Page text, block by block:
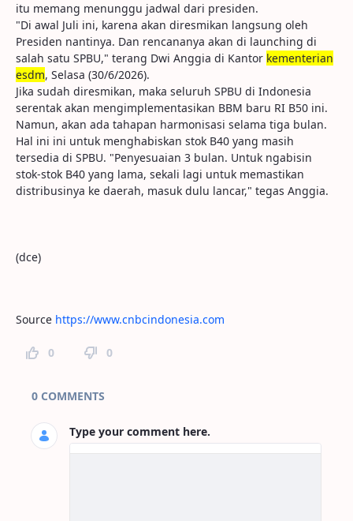
itu memang menunggu jadwal dari presiden.
"Di awal Juli ini, karena akan diresmikan langsung oleh
Presiden nantinya. Dan rencananya akan di launching di
salah satu SPBU," terang Dwi Anggia di Kantor kementerian
esdm, Selasa (30/6/2026).
Jika sudah diresmikan, maka seluruh SPBU di Indonesia
serentak akan mengimplementasikan BBM baru RI B50 ini.
Namun, akan ada tahapan harmonisasi selama tiga bulan.
Hal ini ini untuk menghabiskan stok B40 yang masih
tersedia di SPBU. "Penyesuaian 3 bulan. Untuk ngabisin
stok-stok B40 yang lama, sekali lagi untuk memastikan
distribusinya ke daerah, masuk dulu lancar," tegas Anggia.
(dce)
Source https://www.cnbcindonesia.com
0 0
Page Comments
0 COMMENTS
Type your comment here.